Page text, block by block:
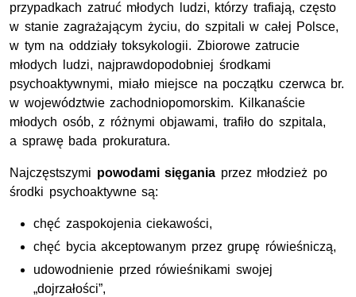
przypadkach zatruć młodych ludzi, którzy trafiają, często
w stanie zagrażającym życiu, do szpitali w całej Polsce,
w tym na oddziały toksykologii. Zbiorowe zatrucie
młodych ludzi, najprawdopodobniej środkami
psychoaktywnymi, miało miejsce na początku czerwca br.
w województwie zachodniopomorskim. Kilkanaście
młodych osób, z różnymi objawami, trafiło do szpitala,
a sprawę bada prokuratura.
Najczęstszymi powodami sięgania przez młodzież po
środki psychoaktywne są:
chęć zaspokojenia ciekawości,
chęć bycia akceptowanym przez grupę rówieśniczą,
udowodnienie przed rówieśnikami swojej
„dojrzałości”,